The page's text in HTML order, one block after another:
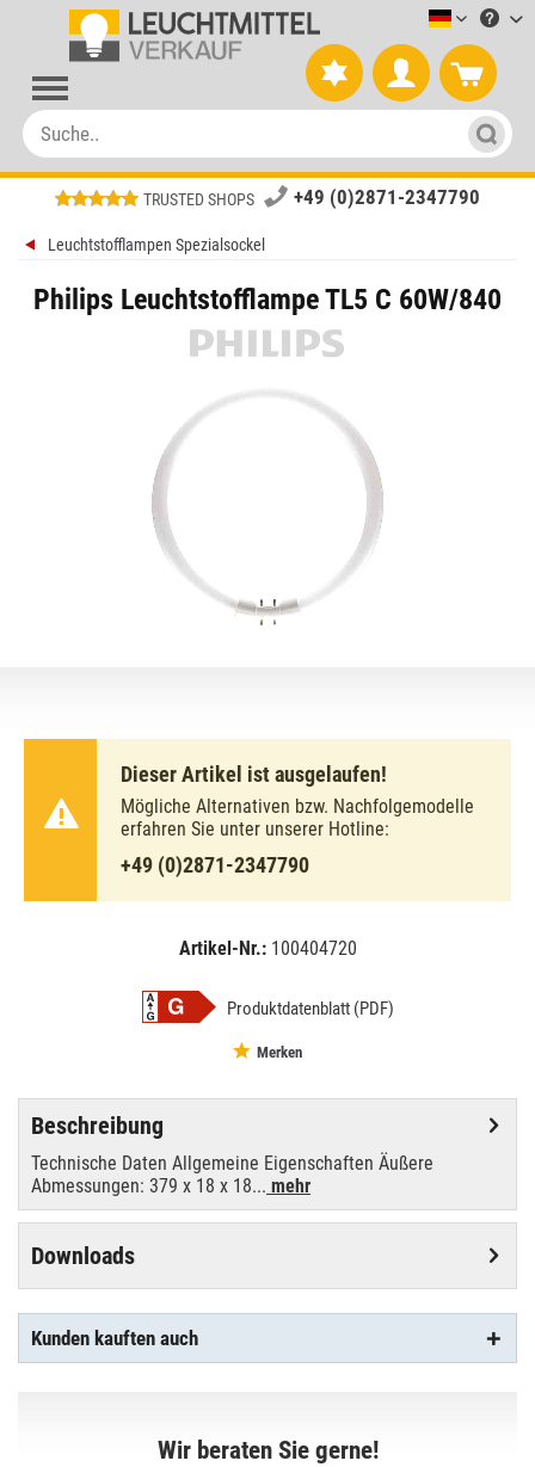
TRUSTED SHOPS +49 (0)2871-2347790
Leuchtstofflampen Spezialsockel
Philips Leuchtstofflampe TL5 C 60W/840
Dieser Artikel ist ausgelaufen!
Mögliche Alternativen bzw. Nachfolgemodelle
erfahren Sie unter unserer Hotline:
+49 (0)2871-2347790
Artikel-Nr.: 100404720
Produktdatenblatt (PDF)
Merken
Beschreibung
Technische Daten Allgemeine Eigenschaften Äußere
Abmessungen: 379 x 18 x 18... mehr
Downloads
Kunden kauften auch
Wir beraten Sie gerne!